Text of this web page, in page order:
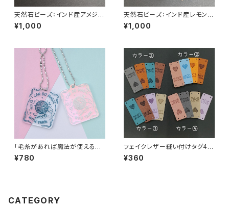
天然石ビーズ：インド産アメジス
ト ラウンドドロップカット 13
粒
¥1,000
天然石ビーズ：インド産レモンク
ォーツ ティアドロップカット 1
1粒
¥1,000
「毛糸があれば魔法が使えるの」
アクリルキーホルダー
¥780
フェイクレザー縫い付けタグ4枚
セット「Made with LOVE」＆ハ
ート毛糸玉
¥360
CATEGORY